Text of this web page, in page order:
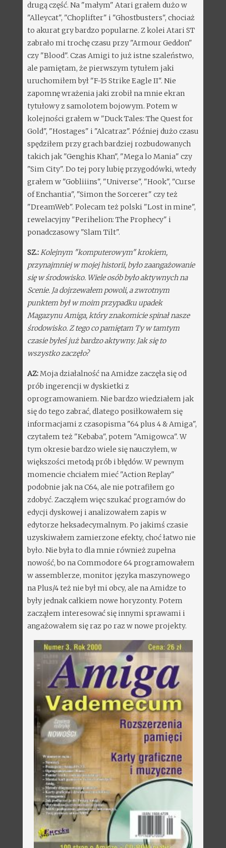
drugą część. Na "małym" Atari grałem dużo w
"Alleycat", "Choplifter" i "Ghostbusters", chociaż
to akurat gry bardzo popularne. Z kolei Atari ST
zabrało mi trochę czasu przy "Armour Geddon"
czy "Blood". Czas Amigi to już istne szaleństwo,
ale pamiętam, że pierwszym tytułem jaki
uruchomiłem był "F-15 Strike Eagle II". Nie
zapomnę wrażenia jaki zrobił na mnie ekran
tytułowy z samolotem bojowym. Potem w
kolejności grałem w "Duck Tales: The Quest for
Gold", "Hostages" i "Alcatraz". Później dużo czasu
spędziłem przy grach bardziej rozbudowanych
takich jak "Genghis Khan", "Mega lo Mania" czy
"Sim City". Do tej pory lubię przygodówki, wtedy
grałem w "Gobliiins", "Universe", "Hook", "Curse
of Enchantia", "Simon the Sorcerer" czy też
"DreamWeb". Polecam też polski "Lost in mine",
rewelacyjny "Perihelion: The Prophecy" i
ponadczasowy "Slam Tilt".
SZ.:Kolejnym "komputerowym" krokiem,
przynajmniej w mojej historii, było zaangażowanie
się w środowisko. Wiele osób było aktywnych na
Scenie. Ja dojrzewałem powoli, a zwrotnym
punktem był w moim przypadku upadek
Magazynu Amiga, który znakomicie spinał nasze
środowisko. Z tego co pamiętam Ty w tamtym
czasie byłeś już bardzo aktywny. Jak się to
wszystko zaczęło?
AZ:Moja działalność na Amidze zaczęła się od
prób ingerencji w dyskietki z
oprogramowaniem. Nie bardzo wiedziałem jak
się do tego zabrać, dlatego posiłkowałem się
informacjami z czasopisma "64 plus 4 & Amiga",
czytałem też "Kebaba", potem "Amigowca". W
tym okresie bardzo wiele się nauczyłem, w
większości metodą prób i błędów. W pewnym
momencie chciałem mieć "Action Replay"
podobnie jak na C64, ale nie potrafiłem go
zdobyć. Zacząłem więc szukać programów do
edycji dyskowej i analizowałem zapis w
edytorze heksadecymalnym. Po jakimś czasie
uzyskiwałem zamierzone efekty, choć łatwo nie
było. Nie była to dla mnie również zupełna
nowość, bo na Commodore 64 programowałem
w assemblerze, monitor języka maszynowego
na Plus/4 też nie był mi obcy, ale na Amidze to
były jednak całkiem nowe horyzonty. Potem
zacząłem interesować się innymi sprawami i
angażowałem się raz po raz w nowe projekty.